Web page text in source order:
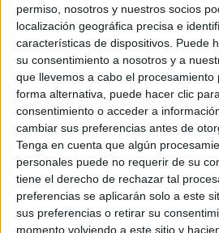
permiso, nosotros y nuestros socios
localización geográfica precisa e
características de dispositivos. Puede
su consentimiento a nosotros y a
que llevemos a cabo el
forma alternativa, puede hacer clic
consentimiento o acceder a
cambiar sus preferencias antes de
Tenga en cuenta que algún
personales puede no requerir de su
tiene el derecho de rechazar tal
preferencias se aplicarán solo a este
sus preferencias o retirar su
momento volviendo a este sitio y
Ingeniería Electrónica A Coruña
Ingeniería Electrónica Albacete
Ingeniería Electrónica Alicante
Ingeniería Electrónica Almería
Ingeniería Electrónica Asturias
Ingeniería Electrónica Badajoz
Ingeniería Electrónica Baleares